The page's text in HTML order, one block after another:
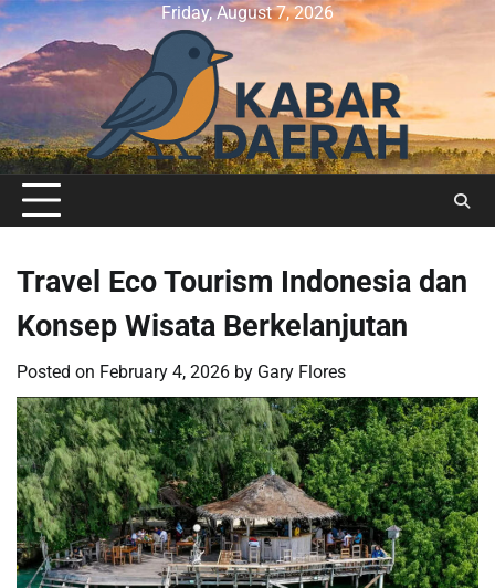
Skip
to
content
Friday, August 7, 2026
Travel Eco Tourism Indonesia dan
Konsep Wisata Berkelanjutan
Posted on February 4, 2026 by Gary Flores